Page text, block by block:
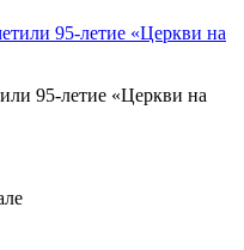
95-летие «Церкви на